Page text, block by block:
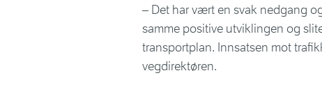
– Det har vært en svak nedgang
samme positive utviklingen og
transportplan. Innsatsen mot
vegdirektøren.